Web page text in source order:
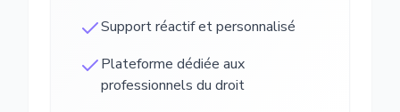
Support réactif et personnalisé
Plateforme dédiée aux
professionnels du droit